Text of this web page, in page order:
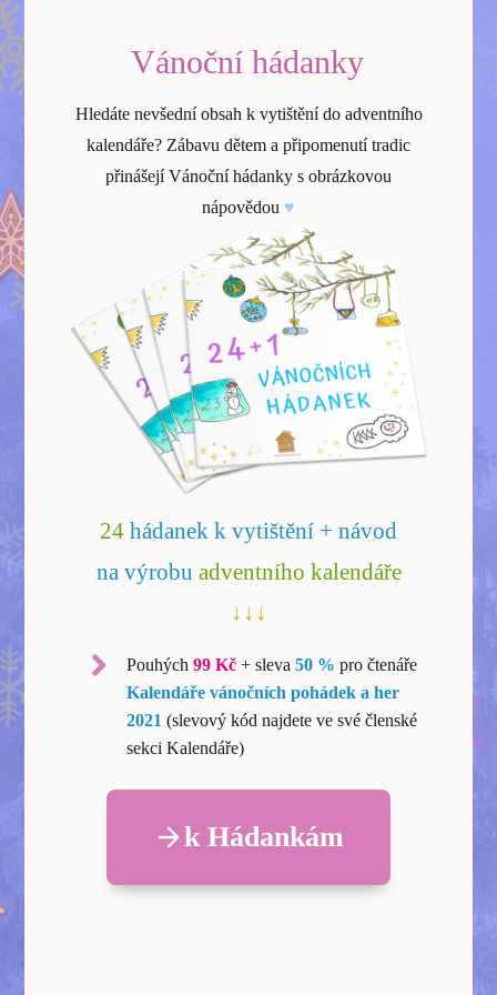
Vánoční hádanky
Hledáte nevšední obsah k vytištění do adventního
kalendáře? Zábavu dětem a připomenutí tradic
přinášejí Vánoční hádanky s obrázkovou
nápovědou ♥
24 hádanek k vytištění + návod
na výrobu adventního kalendáře
↓↓↓
Pouhých99 Kč+ sleva50 % pro čtenáře
Kalendáře vánočních pohádek a her
2021 (slevový kód najdete ve své členské
sekci Kalendáře)
k Hádankám